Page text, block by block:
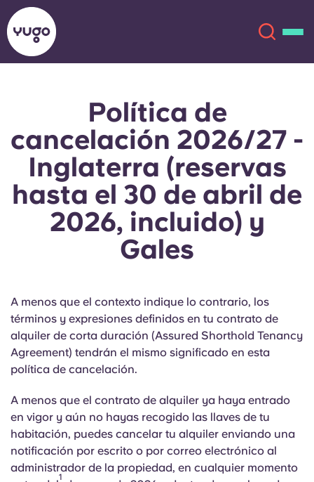
Ubicaciones
Más
English (GB)
English (US)
Chinese
Español
Català
Elige un país
Elige una ciudad
Iniciar sesión
Reserva ahora
English (GB)
English (US)
Chinese Español
Català Deutsch
French
Portuguese
Política de
cancelación 2026/27 -
Inglaterra (reservas
hasta el 30 de abril de
2026, incluido) y
Gales
A menos que el contexto indique lo contrario, los
términos y expresiones definidos en tu contrato de
alquiler de corta duración (Assured Shorthold Tenancy
Agreement) tendrán el mismo significado en esta
política de cancelación.
A menos que el contrato de alquiler ya haya entrado
en vigor y aún no hayas recogido las llaves de tu
habitación, puedes cancelar tu alquiler enviando una
notificación por escrito o por correo electrónico al
administrador de la propiedad, en cualquier momento
1